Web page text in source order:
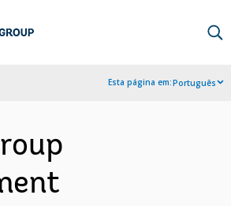
Esta página em:Português